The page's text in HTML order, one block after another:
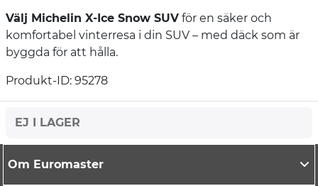
Välj Michelin X-Ice Snow SUV för en säker och
komfortabel vinterresa i din SUV – med däck som är
byggda för att hålla.
Produkt-ID: 95278
EJ I LAGER
Om Euromaster